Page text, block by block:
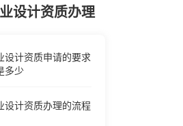
设计资质办理
设计资质申请的要求
多少
设计资质办理的流程